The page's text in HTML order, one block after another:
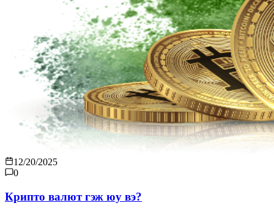
12/20/2025
0
Крипто валют гэж юу вэ?